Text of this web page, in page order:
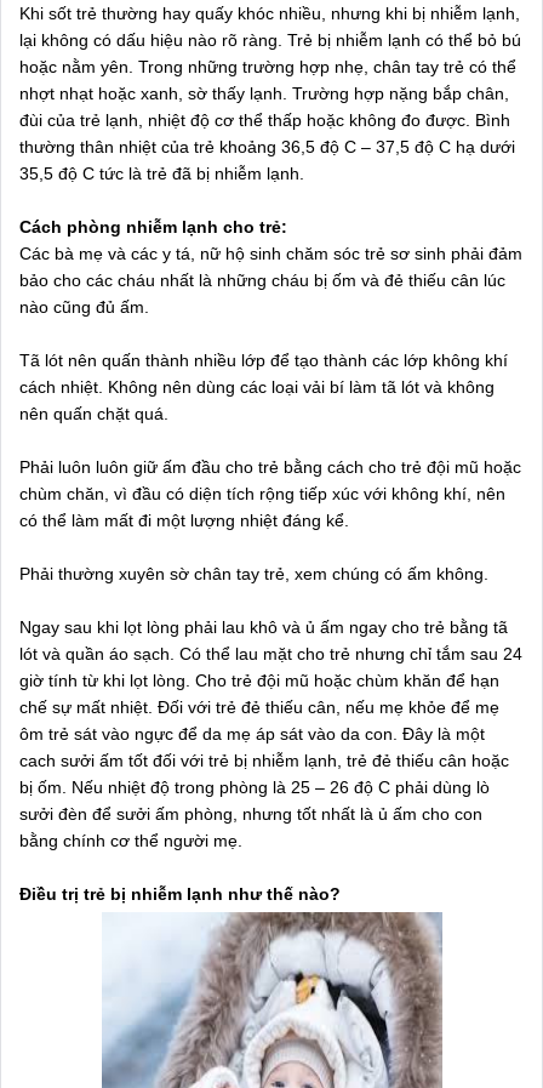
Khi sốt trẻ thường hay quấy khóc nhiều, nhưng khi bị nhiễm lạnh,
lại không có dấu hiệu nào rõ ràng. Trẻ bị nhiễm lạnh có thể bỏ bú
hoặc nằm yên. Trong những trường hợp nhẹ, chân tay trẻ có thể
nhợt nhạt hoặc xanh, sờ thấy lạnh. Trường hợp nặng bắp chân,
đùi của trẻ lạnh, nhiệt độ cơ thể thấp hoặc không đo được. Bình
thường thân nhiệt của trẻ khoảng 36,5 độ C – 37,5 độ C hạ dưới
35,5 độ C tức là trẻ đã bị nhiễm lạnh.
Cách phòng nhiễm lạnh cho trẻ:
Các bà mẹ và các y tá, nữ hộ sinh chăm sóc trẻ sơ sinh phải đảm
bảo cho các cháu nhất là những cháu bị ốm và đẻ thiếu cân lúc
nào cũng đủ ấm.
Tã lót nên quấn thành nhiều lớp để tạo thành các lớp không khí
cách nhiệt. Không nên dùng các loại vải bí làm tã lót và không
nên quấn chặt quá.
Phải luôn luôn giữ ấm đầu cho trẻ bằng cách cho trẻ đội mũ hoặc
chùm chăn, vì đầu có diện tích rộng tiếp xúc với không khí, nên
có thể làm mất đi một lượng nhiệt đáng kể.
Phải thường xuyên sờ chân tay trẻ, xem chúng có ấm không.
Ngay sau khi lọt lòng phải lau khô và ủ ấm ngay cho trẻ bằng tã
lót và quần áo sạch. Có thể lau mặt cho trẻ nhưng chỉ tắm sau 24
giờ tính từ khi lọt lòng. Cho trẻ đội mũ hoặc chùm khăn để hạn
chế sự mất nhiệt. Đối với trẻ đẻ thiếu cân, nếu mẹ khỏe để mẹ
ôm trẻ sát vào ngực để da mẹ áp sát vào da con. Đây là một
cach sưởi ấm tốt đối với trẻ bị nhiễm lạnh, trẻ đẻ thiếu cân hoặc
bị ốm. Nếu nhiệt độ trong phòng là 25 – 26 độ C phải dùng lò
sưởi đèn để sưởi ấm phòng, nhưng tốt nhất là ủ ấm cho con
bằng chính cơ thể người mẹ.
Điều trị trẻ bị nhiễm lạnh như thế nào?